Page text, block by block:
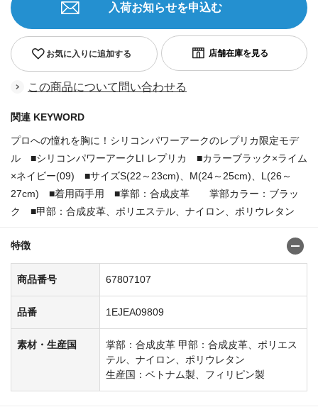
お気に入りに追加する
入荷お知らせを申込む
この商品について問い合わせる
関連 KEYWORD
プロへの憧れを胸に！シリコンパワーアークのレプリカ限定モデ
ル ■シリコンパワーアークLI レプリカ ■カラーブラック×ライム
×ネイビー(09) ■サイズS(22～23cm)、M(24～25cm)、L(26～
27cm) ■着用両手用 ■掌部：合成皮革 掌部カラー：ブラッ
ク ■甲部：合成皮革、ポリエステル、ナイロン、ポリウレタン
特徴
商品番号 67807107
品番 1EJEA09809
素材・生産国
掌部：合成皮革 甲部：合成皮革、ポリエス
テル、ナイロン、ポリウレタン
生産国：ベトナム製、フィリピン製